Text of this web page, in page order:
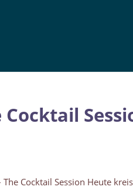
Cocktail Session Heute